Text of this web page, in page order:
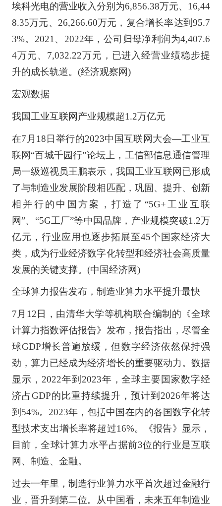
埃科光电的营业收入分别为6,856.38万元、16,44
8.35万元、26,266.60万元，复合增长率达到95.7
3%。2021、2022年，公司归母净利润为4,407.6
4万元、7,032.22万元，已进入经营业绩稳步提
升的成长轨道。(经济观察网)
宏观数据
我国工业互联网产业规模超1.2万亿元
在7月18日举行的2023中国互联网大会—工业互
联网“百城千园行”论坛上，工信部信息通信管理
局一级巡视员王鹏表示，我国工业互联网已形成
了与制造业发展阶段相匹配，巩固、提升、创新
相并行的中国方案，打造了“5G+工业互联
网”、“5G工厂”等中国品牌，产业规模突破1.2万
亿元，行业应用也逐步拓展至45个国家经济大
类，成为行业经济数字化转型和经济社会高质量
发展的关键支撑。(中国经济网)
全球算力报告发布，制造业算力水平提升最快
7月12日，由清华大学等机构联合编制的《全球
计算力指数评估报告》发布，报告指出，尽管全
球GDP增长普遍放缓，但数字经济依然保持强
劲，算力已经成为经济增长的重要驱动力。数据
显示，2022年到2023年，全球主要国家数字经
济占GDP的比重持续提升，预计到2026年将达
到54%。2023年，包括中国在内的各国数字化转
型技术支出增长率将超过16%。《报告》显示，
目前，全球计算力水平占据前3位的行业是互联
网、制造、金融。
过去一年里，制造行业算力水平首次超过金融行
业，晋升到第二位。从中国看，未来五年制造业